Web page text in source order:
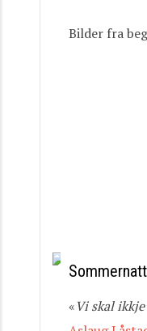
Bilder fra
«Viskalikkje